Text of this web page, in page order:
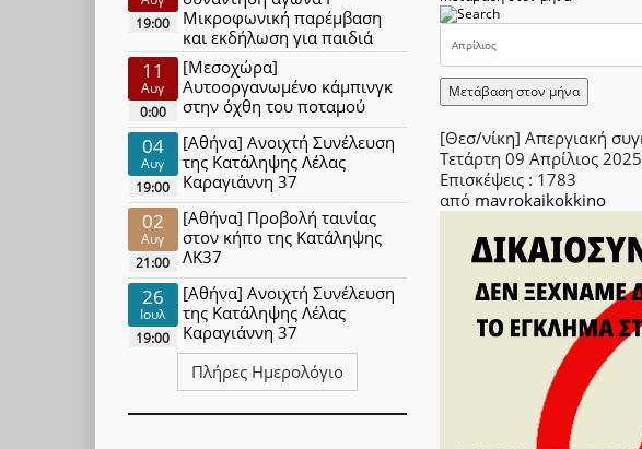
Μετάβαση στον μήνα
[Θεσ/νίκη] Απεργιακή
Τετάρτη 09 Απρίλιος
Επισκέψεις : 1783
από mavrokaikokkino
19:00
Μικροφωνική παρέμβαση
και εκδήλωση για παιδιά
11
Αυγ
0:00
[Μεσοχώρα]
Αυτοοργανωμένο κάμπινγκ
στην όχθη του ποταμού
04
Αυγ
19:00
[Αθήνα] Ανοιχτή Συνέλευση
της Κατάληψης Λέλας
Καραγιάννη 37
02
Αυγ
21:00
[Αθήνα] Προβολή ταινίας
στον κήπο της Κατάληψης
ΛΚ37
26
Ιουλ
19:00
[Αθήνα] Ανοιχτή Συνέλευση
της Κατάληψης Λέλας
Καραγιάννη 37
Πλήρες Ημερολόγιο